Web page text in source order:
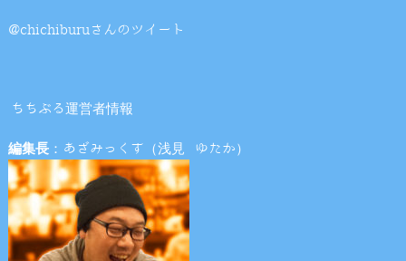
@chichiburuさんのツイート
ちちぶる運営者情報
編集長：あざみっくす（浅見 ゆたか）